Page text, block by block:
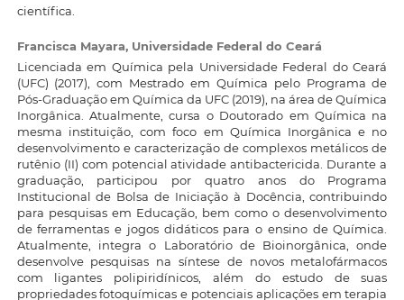
científica.
Francisca Mayara, Universidade Federal do Ceará
Licenciada em Química pela Universidade Federal do Ceará
(UFC) (2017), com Mestrado em Química pelo Programa de
Pós-Graduação em Química da UFC (2019), na área de Química
Inorgânica. Atualmente, cursa o Doutorado em Química na
mesma instituição, com foco em Química Inorgânica e no
desenvolvimento e caracterização de complexos metálicos de
rutênio (II) com potencial atividade antibactericida. Durante a
graduação, participou por quatro anos do Programa
Institucional de Bolsa de Iniciação à Docência, contribuindo
para pesquisas em Educação, bem como o desenvolvimento
de ferramentas e jogos didáticos para o ensino de Química.
Atualmente, integra o Laboratório de Bioinorgânica, onde
desenvolve pesquisas na síntese de novos metalofármacos
com ligantes polipiridínicos, além do estudo de suas
propriedades fotoquímicas e potenciais aplicações em terapia